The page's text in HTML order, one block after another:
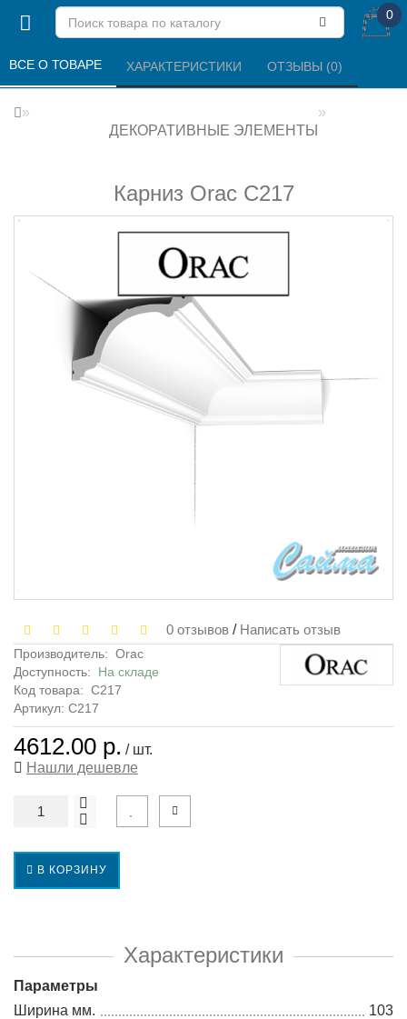
0
ДЕКОРАТИВНЫЕ ЭЛЕМЕНТЫ
Карниз Orac C217
ВСЕ О ТОВАРЕ ХАРАКТЕРИСТИКИ ОТЗЫВЫ (0)
0 отзывов / Написать отзыв
Производитель: Orac
Доступность: На складе
Код товара: C217
Артикул: C217
4612.00 р. / шт.
Нашли дешевле
В КОРЗИНУ
Характеристики
Параметры
Ширина мм.
103